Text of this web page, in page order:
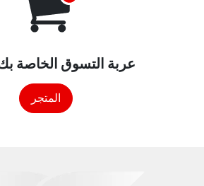
عربة التسوق الخاصة
المتجر